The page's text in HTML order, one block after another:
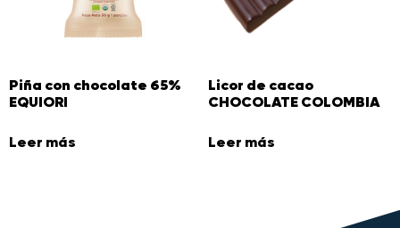
Piña con chocolate 65%
EQUIORI
Leer más
Licor de cacao
CHOCOLATE COLOMBIA
Leer más